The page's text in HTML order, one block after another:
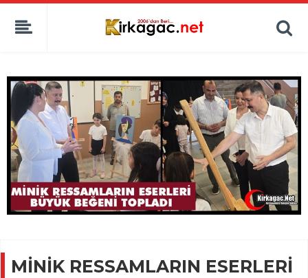
MİNİK RESSAMLARIN ESERLERİ